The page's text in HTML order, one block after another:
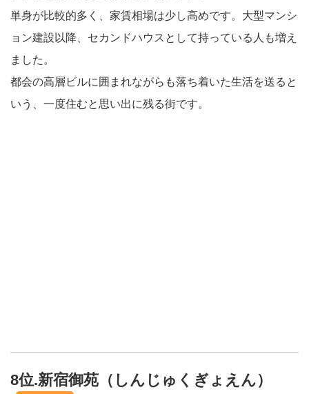
単身が比較的多く、家賃相場は少し高めです。大型マンシ
ョン建設以降、セカンドハウスとして持っている人も増え
ました。
都会の高層ビルに囲まれながらも落ち着いた生活を送ると
いう、一度住むと思い出に残る街です。
8位.新宿御苑（しんじゅくぎょえん）